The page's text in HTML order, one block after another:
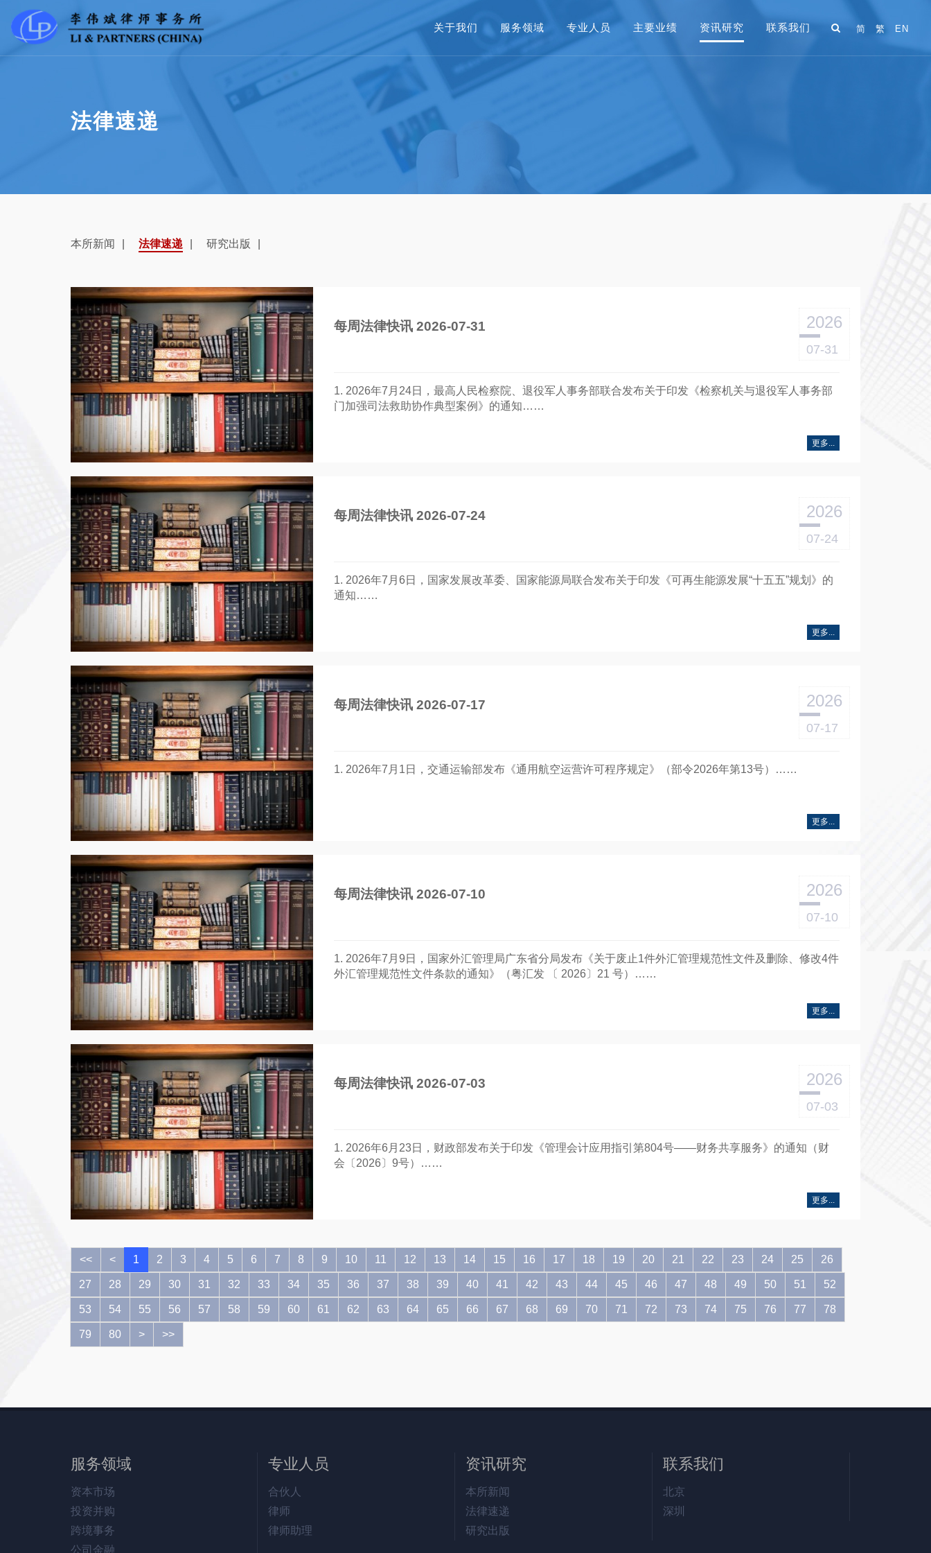
关于我们 服务领域 专业人员 主要业绩 资讯研究 联系我们 简 繁 EN
法律速递
本所新闻 法律速递 研究出版
每周法律快讯 2026-07-31 2026
07-31
1. 2026年7月24日，最高人民检察院、退役军人事务部联合发布关于印发《检察机关与退役军人事务部
门加强司法救助协作典型案例》的通知……
更多...
每周法律快讯 2026-07-24 2026
07-24
1. 2026年7月6日，国家发展改革委、国家能源局联合发布关于印发《可再生能源发展“十五五”规划》的
通知……
更多...
每周法律快讯 2026-07-17 2026
07-17
1. 2026年7月1日，交通运输部发布《通用航空运营许可程序规定》（部令2026年第13号）……
更多...
每周法律快讯 2026-07-10 2026
07-10
1. 2026年7月9日，国家外汇管理局广东省分局发布《关于废止1件外汇管理规范性文件及删除、修改4件
外汇管理规范性文件条款的通知》（粤汇发 〔 2026〕21 号）……
更多...
每周法律快讯 2026-07-03 2026
07-03
1. 2026年6月23日，财政部发布关于印发《管理会计应用指引第804号——财务共享服务》的通知（财
会〔2026〕9号）……
更多...
<< < 1 2 3 4 5 6 7 8 9 10 11 12 13 14 15 16 17 18 19 20 21 22 23 24 25 26
27 28 29 30 31 32 33 34 35 36 37 38 39 40 41 42 43 44 45 46 47 48 49 50 51 52
53 54 55 56 57 58 59 60 61 62 63 64 65 66 67 68 69 70 71 72 73 74 75 76 77 78
79 80 > >>
服务领域
资本市场
投资并购
跨境事务
公司金融
专业人员
合伙人
律师
律师助理
资讯研究
本所新闻
法律速递
研究出版
联系我们
北京
深圳